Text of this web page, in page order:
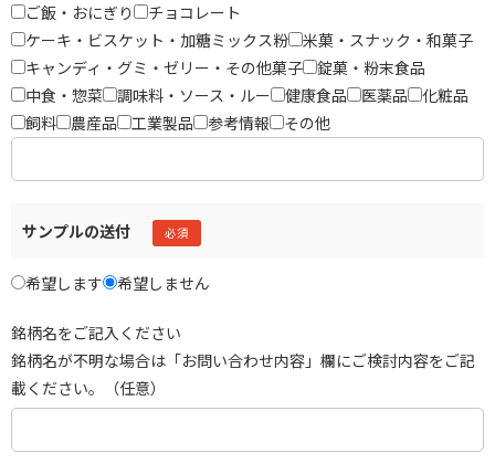
ご飯・おにぎり
チョコレート
ケーキ・ビスケット・加糖ミックス粉
米菓・スナック・和菓子
キャンディ・グミ・ゼリー・その他菓子
錠菓・粉末食品
中食・惣菜
調味料・ソース・ルー 健康食品 医薬品
化粧品
飼料
農産品 工業製品 参考情報 その他
サンプルの送付
希望します 希望しません
銘柄名をご記入ください
銘柄名が不明な場合は「お問い合わせ内容」欄にご検討内容をご記
載ください。（任意）